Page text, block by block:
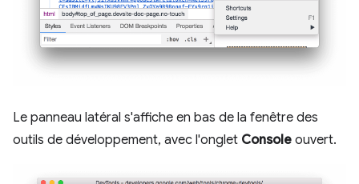
Le panneau latéral s'affiche en bas de la fenêtre des
outils de développement, avec l'onglet Console ouvert.